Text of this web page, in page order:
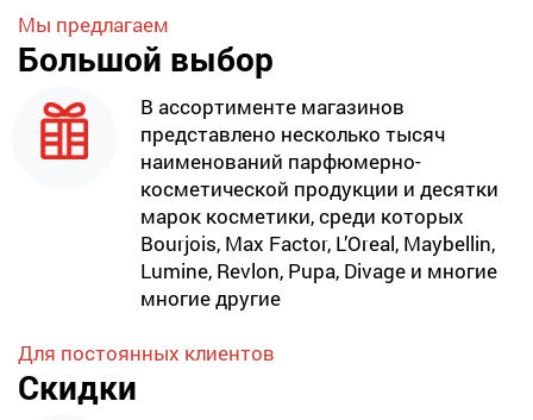
Мы предлагаем
Большой выбор
В ассортименте магазинов
представлено несколько тысяч
наименований парфюмерно-
косметической продукции и десятки
марок косметики, среди которых
Bourjois, Max Factor, L’Oreal, Maybellin,
Lumine, Revlon, Pupa, Divage и многие
многие другие
Для постоянных клиентов
Скидки